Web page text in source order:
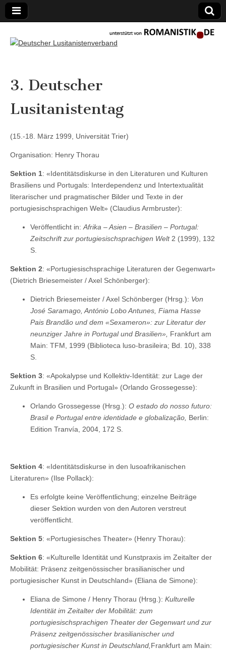
Deutscher
3. Deutscher
Lusitanistentag
(15.-18. März 1999, Universität Trier)
Organisation: Henry Thorau
Sektion 1: «Identitätsdiskurse in den Literaturen und Kulturen
Brasiliens und Portugals: Interdependenz und Intertextualität
literarischer und pragmatischer Bilder und Texte in der
portugiesischsprachigen Welt» (Claudius Armbruster):
Veröffentlicht in: Afrika – Asien – Brasilien – Portugal:
Zeitschrift zur portugiesischsprachigen Welt2 (1999), 132
S.
Sektion 2: «Portugiesischsprachige Literaturen der Gegenwart»
(Dietrich Briesemeister / Axel Schönberger):
Dietrich Briesemeister / Axel Schönberger (Hrsg.): Von
José Saramago, António Lobo Antunes, Fiama Hasse
Pais Brandão und dem «Sexameron»: zur Literatur der
neunziger Jahre in Portugal und Brasilien»,
Frankfurt am
Main: TFM, 1999 (Biblioteca luso-brasileira; Bd. 10), 338
S.
Sektion 3: «Apokalypse und Kollektiv-Identität: zur Lage der
Zukunft in Brasilien und Portugal» (Orlando Grossegesse):
Orlando Grossegesse (Hrsg.): O estado do nosso futuro:
Brasil e Portugal entre identidade e globalização, Berlin:
Edition Tranvía, 2004, 172 S.
Sektion 4: «Identitätsdiskurse in den lusoafrikanischen
Literaturen» (Ilse Pollack):
Es erfolgte keine Veröffentlichung; einzelne Beiträge
dieser Sektion wurden von den Autoren verstreut
veröffentlicht.
Sektion 5: «Portugiesisches Theater» (Henry Thorau):
Sektion 6: «Kulturelle Identität und Kunstpraxis im Zeitalter der
Mobilität: Präsenz zeitgenössischer brasilianischer und
portugiesischer Kunst in Deutschland» (Eliana de Simone):
Eliana de Simone / Henry Thorau (Hrsg.): Kulturelle
Identität im Zeitalter der Mobilität: zum
portugiesischsprachigen Theater der Gegenwart und zur
Präsenz zeitgenössischer brasilianischer und
portugiesischer Kunst in Deutschland, Frankfurt am Main: